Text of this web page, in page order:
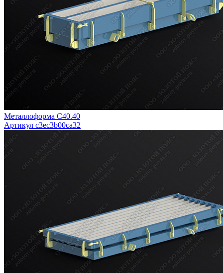
Металлоформа С40.40
Артикул c3ec3b00ca32